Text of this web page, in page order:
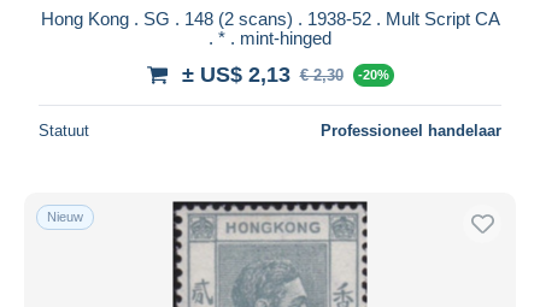
Hong Kong . SG . 148 (2 scans) . 1938-52 . Mult Script CA
. * . mint-hinged
± US$ 2,13 € 2,30 -20%
Statuut Professioneel handelaar
Nieuw